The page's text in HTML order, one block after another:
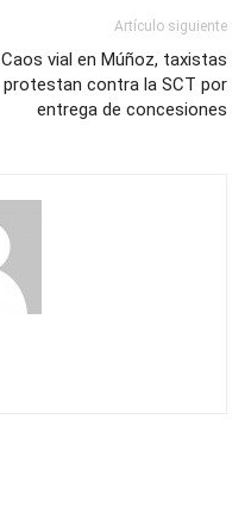
Artículo siguiente
Caos vial en Múñoz, taxistas
protestan contra la SCT por
entrega de concesiones